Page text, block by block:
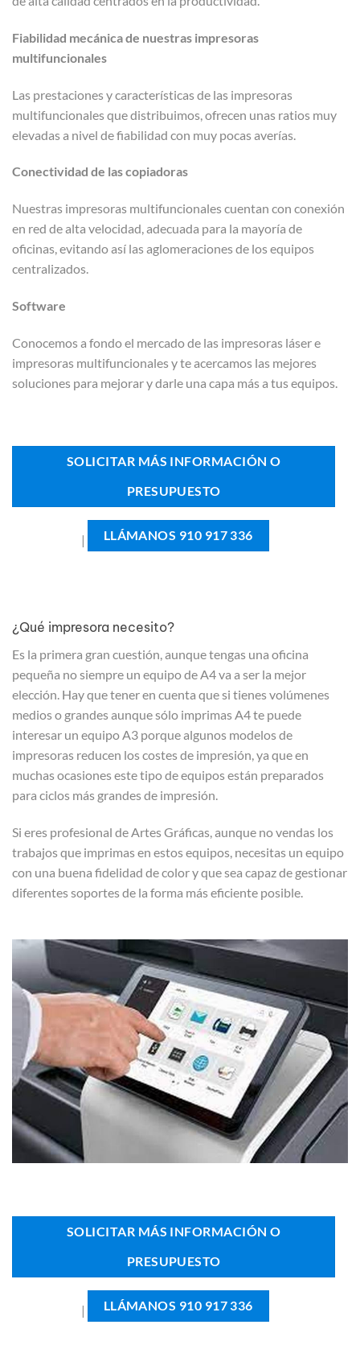
Fiabilidad mecánica de nuestras impresoras
multifuncionales
Las prestaciones y características de las impresoras
multifuncionales que distribuimos, ofrecen unas ratios muy
elevadas a nivel de fiabilidad con muy pocas averías.
Conectividad de las copiadoras
Nuestras impresoras multifuncionales cuentan con conexión
en red de alta velocidad, adecuada para la mayoría de
oficinas, evitando así las aglomeraciones de los equipos
centralizados.
Software
Conocemos a fondo el mercado de las impresoras láser e
impresoras multifuncionales y te acercamos las mejores
soluciones para mejorar y darle una capa más a tus equipos.
SOLICITAR MÁS INFORMACIÓN O
PRESUPUESTO
| LLÁMANOS 910 917 336
¿Qué impresora necesito?
Es la primera gran cuestión, aunque tengas una oficina
pequeña no siempre un equipo de A4 va a ser la mejor
elección. Hay que tener en cuenta que si tienes volúmenes
medios o grandes aunque sólo imprimas A4 te puede
interesar un equipo A3 porque algunos modelos de
impresoras reducen los costes de impresión, ya que en
muchas ocasiones este tipo de equipos están preparados
para ciclos más grandes de impresión.
Si eres profesional de Artes Gráficas, aunque no vendas los
trabajos que imprimas en estos equipos, necesitas un equipo
con una buena fidelidad de color y que sea capaz de gestionar
diferentes soportes de la forma más eficiente posible.
SOLICITAR MÁS INFORMACIÓN O
PRESUPUESTO
| LLÁMANOS 910 917 336